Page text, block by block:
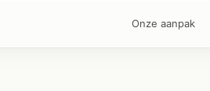
Onze aanpak